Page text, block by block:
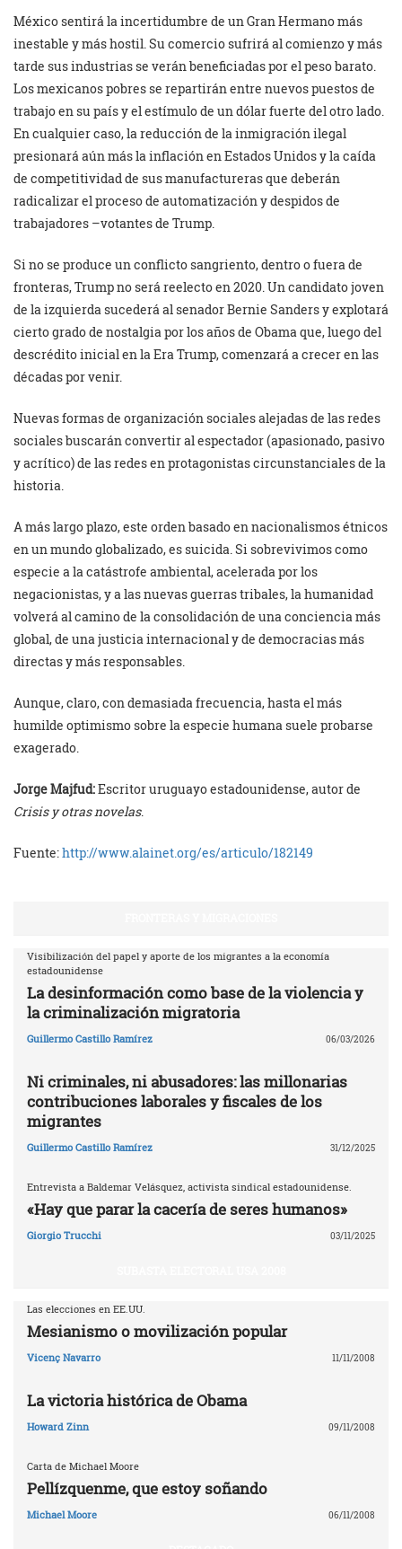
México sentirá la incertidumbre de un Gran Hermano más
inestable y más hostil. Su comercio sufrirá al comienzo y más
tarde sus industrias se verán beneficiadas por el peso barato.
Los mexicanos pobres se repartirán entre nuevos puestos de
trabajo en su país y el estímulo de un dólar fuerte del otro lado.
En cualquier caso, la reducción de la inmigración ilegal
presionará aún más la inflación en Estados Unidos y la caída
de competitividad de sus manufactureras que deberán
radicalizar el proceso de automatización y despidos de
trabajadores –votantes de Trump.
Si no se produce un conflicto sangriento, dentro o fuera de
fronteras, Trump no será reelecto en 2020. Un candidato joven
de la izquierda sucederá al senador Bernie Sanders y explotará
cierto grado de nostalgia por los años de Obama que, luego del
descrédito inicial en la Era Trump, comenzará a crecer en las
décadas por venir.
Nuevas formas de organización sociales alejadas de las redes
sociales buscarán convertir al espectador (apasionado, pasivo
y acrítico) de las redes en protagonistas circunstanciales de la
historia.
A más largo plazo, este orden basado en nacionalismos étnicos
en un mundo globalizado, es suicida. Si sobrevivimos como
especie a la catástrofe ambiental, acelerada por los
negacionistas, y a las nuevas guerras tribales, la humanidad
volverá al camino de la consolidación de una conciencia más
global, de una justicia internacional y de democracias más
directas y más responsables.
Aunque, claro, con demasiada frecuencia, hasta el más
humilde optimismo sobre la especie humana suele probarse
exagerado.
Jorge Majfud:Escritor uruguayo estadounidense, autor de
Crisis y otras novelas.​
Fuente:http://www.alainet.org/es/articulo/182149
Visibilización del papel y aporte de los migrantes a la economía
estadounidense
La desinformación como base de la violencia y
la criminalización migratoria
Guillermo Castillo Ramírez 06/03/2026
Ni criminales, ni abusadores: las millonarias
contribuciones laborales y fiscales de los
migrantes
Guillermo Castillo Ramírez 31/12/2025
Entrevista a Baldemar Velásquez, activista sindical estadounidense.
«Hay que parar la cacería de seres humanos»
Giorgio Trucchi 03/11/2025
Las elecciones en EE.UU.
Mesianismo o movilización popular
Vicenç Navarro 11/11/2008
La victoria histórica de Obama
Howard Zinn 09/11/2008
Carta de Michael Moore
Pellízquenme, que estoy soñando
Michael Moore 06/11/2008